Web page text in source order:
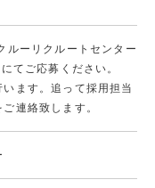
ルーリクルートセンター
てご応募ください。
ます。追って採用担当
連絡致します。